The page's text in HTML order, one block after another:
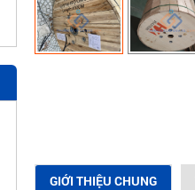
GIỚI THIỆU CHUNG